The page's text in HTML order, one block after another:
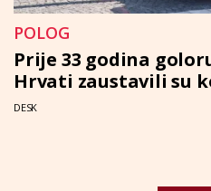
POLOG
Prije 33 godina
Hrvati zaustavili su
DESK